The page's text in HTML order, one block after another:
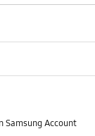
Samsung Account